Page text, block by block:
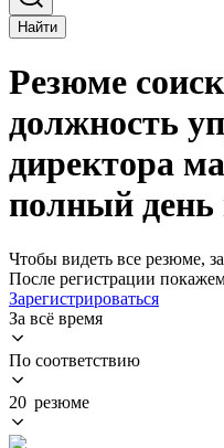
Найти
Резюме
должность
директора
полный день
Чтобы видеть все резюме,
После регистрации
Зарегистрироваться
За всё время
По соответствию
20 резюме